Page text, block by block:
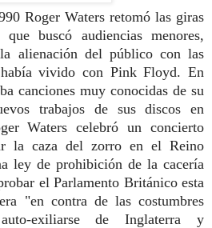
Roger Waters retomó las giras
buscó audiencias menores,
alienación del público con las
vivido con Pink Floyd. En
canciones muy conocidas de su
trabajos de sus discos en
Waters celebró un concierto
la caza del zorro en el Reino
ley de prohibición de la cacería
el Parlamento Británico esta
"en contra de las costumbres
exiliarse de Inglaterra y